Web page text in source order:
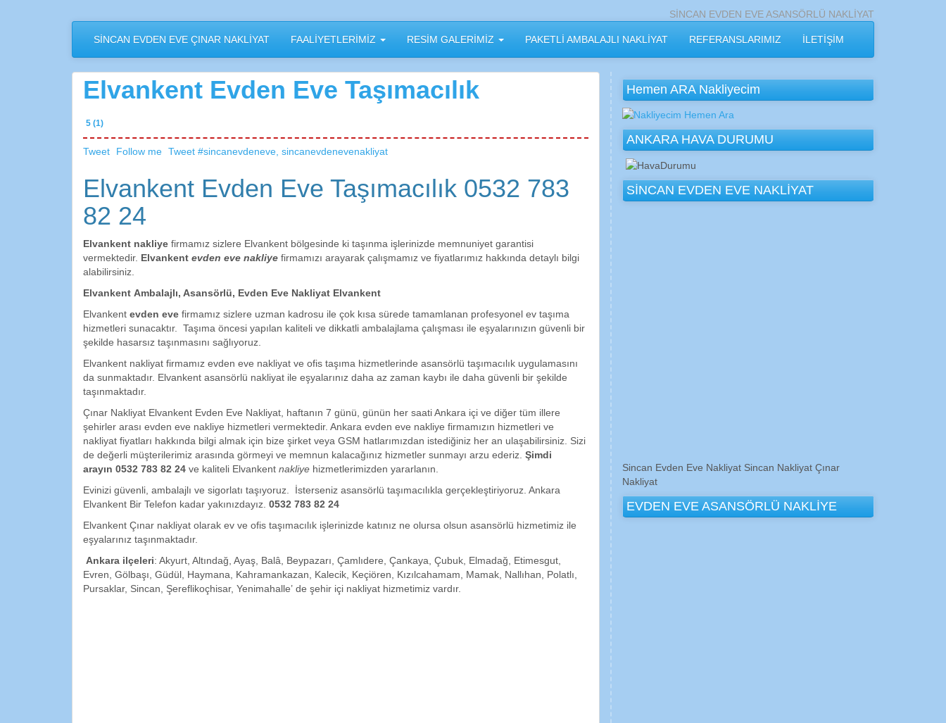
SİNCAN EVDEN EVE ASANSÖRLÜ NAKLİYAT
SİNCAN EVDEN EVE ÇINAR NAKLİYAT FAALİYETLERİMİZ RESİM GALERİMİZ PAKETLİ AMBALAJLI NAKLİYAT REFERANSLARIMIZ İLETİŞİM
Elvankent Evden Eve Taşımacılık
5 (1)
Tweet Follow me Tweet #sincanevdeneve, sincanevdenevenakliyat
Elvankent Evden Eve Taşımacılık 0532 783
82 24
Elvankent nakliye firmamız sizlere Elvankent bölgesinde ki taşınma işlerinizde memnuniyet garantisi
vermektedir. Elvankent evden eve nakliye firmamızı arayarak çalışmamız ve fiyatlarımız hakkında detaylı bilgi
alabilirsiniz.
Elvankent Ambalajlı, Asansörlü, Evden Eve Nakliyat Elvankent
Elvankent evden eve firmamız sizlere uzman kadrosu ile çok kısa sürede tamamlanan profesyonel ev taşıma
hizmetleri sunacaktır. Taşıma öncesi yapılan kaliteli ve dikkatli ambalajlama çalışması ile eşyalarınızın güvenli bir
şekilde hasarsız taşınmasını sağlıyoruz.
Elvankent nakliyat firmamız evden eve nakliyat ve ofis taşıma hizmetlerinde asansörlü taşımacılık uygulamasını
da sunmaktadır. Elvankent asansörlü nakliyat ile eşyalarınız daha az zaman kaybı ile daha güvenli bir şekilde
taşınmaktadır.
Çınar Nakliyat Elvankent Evden Eve Nakliyat, haftanın 7 günü, günün her saati Ankara içi ve diğer tüm illere
şehirler arası evden eve nakliye hizmetleri vermektedir. Ankara evden eve nakliye firmamızın hizmetleri ve
nakliyat fiyatları hakkında bilgi almak için bize şirket veya GSM hatlarımızdan istediğiniz her an ulaşabilirsiniz. Sizi
de değerli müşterilerimiz arasında görmeyi ve memnun kalacağınız hizmetler sunmayı arzu ederiz. Şimdi
arayın 0532 783 82 24 ve kaliteli Elvankent nakliye hizmetlerimizden yararlanın.
Evinizi güvenli, ambalajlı ve sigorlatı taşıyoruz. İsterseniz asansörlü taşımacılıkla gerçekleştiriyoruz. Ankara
Elvankent Bir Telefon kadar yakınızdayız. 0532 783 82 24
Elvankent Çınar nakliyat olarak ev ve ofis taşımacılık işlerinizde katınız ne olursa olsun asansörlü hizmetimiz ile
eşyalarınız taşınmaktadır.
Ankara ilçeleri: Akyurt, Altındağ, Ayaş, Balâ, Beypazarı, Çamlıdere, Çankaya, Çubuk, Elmadağ, Etimesgut,
Evren, Gölbaşı, Güdül, Haymana, Kahramankazan, Kalecik, Keçiören, Kızılcahamam, Mamak, Nallıhan, Polatlı,
Pursaklar, Sincan, Şereflikoçhisar, Yenimahalle’ de şehir içi nakliyat hizmetimiz vardır.
Hemen ARA Nakliyecim
ANKARA HAVA DURUMU
SİNCAN EVDEN EVE NAKLİYAT
Sincan Evden Eve Nakliyat Sincan Nakliyat Çınar
Nakliyat
EVDEN EVE ASANSÖRLÜ NAKLİYE